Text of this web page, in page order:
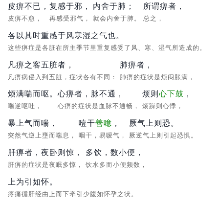
皮痹不已，
皮痹不愈，
复感于邪，
再感受邪气，
内舍于肺；
就会内舍于肺。
所谓痹者，
总之，
各以其时重感于风寒湿之气也。
这些痹症是各脏在所主季节里重复感受了风、寒、湿气所造成的。
凡痹之客五脏者，
凡痹病侵入到五脏，症状各有不同：
肺痹者，
肺痹的症状是烦闷胀满，
烦满喘而呕。
喘逆呕吐，
心痹者，脉不通，
心痹的症状是血脉不通畅，
烦则心下鼓 ，
烦躁则心悸，
暴上气而喘，
突然气逆上壅而喘息，
噎干善噫 ，
咽干，易嗳气，
厥气上则恐。
厥逆气上则引起恐惧。
肝痹者，夜卧则惊，
肝痹的症状是夜眠多惊，
多饮，数小便，
饮水多而小便频数，
上为引如怀。
疼痛循肝经由上而下牵引少腹如怀孕之状。